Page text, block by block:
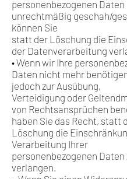
personenbezogenen Daten
unrechtmäßig geschah/
können Sie
statt der Löschung die
der Datenverarbeitung
• Wenn wir Ihre
Daten nicht mehr
jedoch zur Ausübung,
Verteidigung oder
von Rechtsansprüchen
haben Sie das Recht, statt
Löschung die
Verarbeitung Ihrer
personenbezogenen Daten
verlangen.